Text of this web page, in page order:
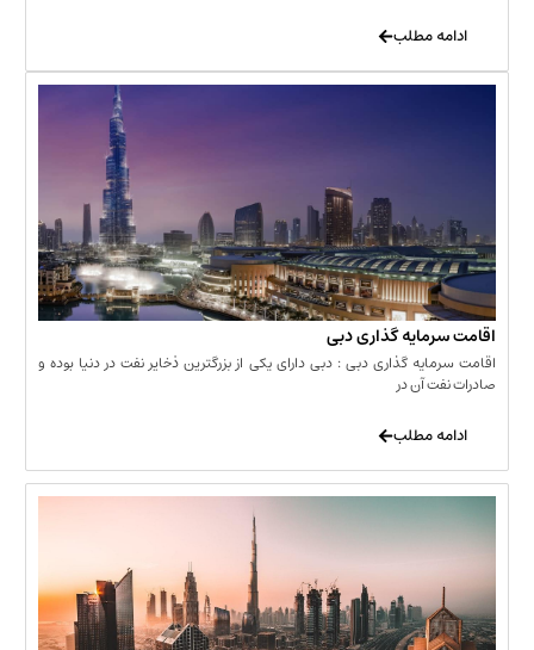
گذاری دبی
گذاری دبی : دبی دارای یکی از بزرگترین ذخایر نفت در دنیا بوده و